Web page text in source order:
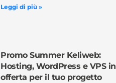
Leggi di più »
Promo Summer Keliweb:
Hosting, WordPress e VPS in
offerta per il tuo progetto